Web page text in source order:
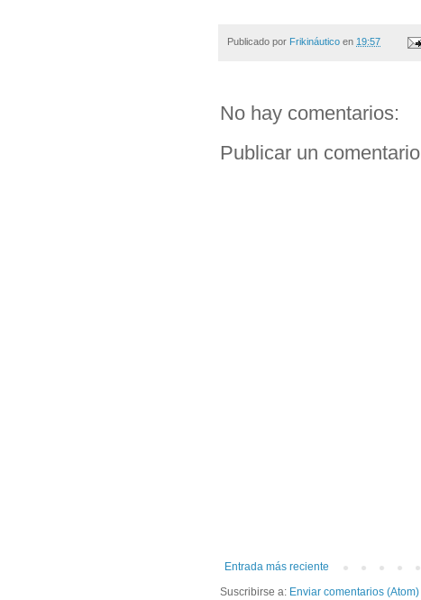
Publicado por Frikináutico en 19:57
No hay comentarios:
Publicar un comentario
Entrada más reciente
Suscribirse a: Enviar comentarios (Atom)